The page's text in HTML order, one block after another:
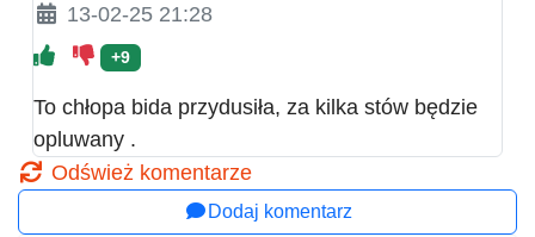
13-02-25 21:28
+9
To chłopa bida przydusiła, za kilka stów będzie
opluwany .
Odśwież komentarze
Dodaj komentarz